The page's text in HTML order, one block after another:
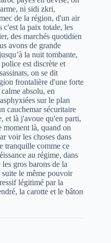
ni sidi zkri,
de la région, d'un air
c'est la paix totale, les
des marchés quotidien
avons de grande
la nuit tombante,
est discrète et
on se dit
frontalière d'une forte
absolu, en
sur le plan
cauchemar sécuritaire
et là j'avoue qu'en parti,
moment là, quand on
voir les choses dans
tranquille comme ce
au régime, dans
gros barons de la
le même pouvoir
légitimé par la
la carotte et le bâton